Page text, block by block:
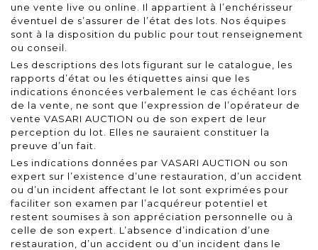
une vente live ou online. Il appartient à l’enchérisseur
éventuel de s’assurer de l’état des lots. Nos équipes
sont à la disposition du public pour tout renseignement
ou conseil.
Les descriptions des lots figurant sur le catalogue, les
rapports d’état ou les étiquettes ainsi que les
indications énoncées verbalement le cas échéant lors
de la vente, ne sont que l’expression de l’opérateur de
vente VASARI AUCTION ou de son expert de leur
perception du lot. Elles ne sauraient constituer la
preuve d’un fait.
Les indications données par VASARI AUCTION ou son
expert sur l’existence d’une restauration, d’un accident
ou d’un incident affectant le lot sont exprimées pour
faciliter son examen par l’acquéreur potentiel et
restent soumises à son appréciation personnelle ou à
celle de son expert. L’absence d’indication d’une
restauration, d’un accident ou d’un incident dans le